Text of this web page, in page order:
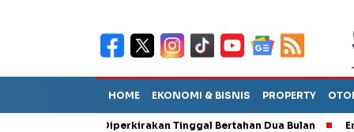
HOME EKONOMI & BISNIS PROPERTY
Sebut TPA Diperkirakan Tinggal Bertahan Dua Bulan Empat